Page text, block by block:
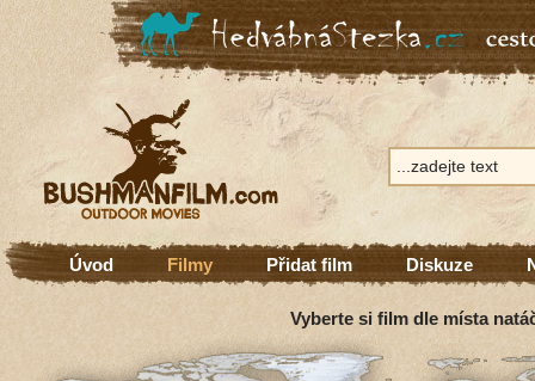
Úvod Filmy Přidat film Diskuze
Vyberte si film dle místa